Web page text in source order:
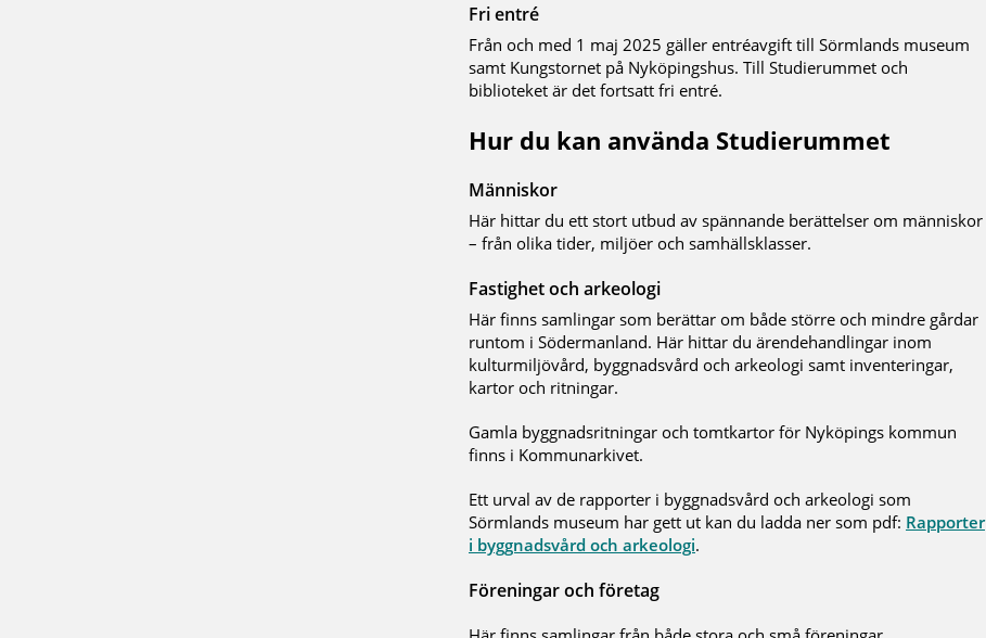
Fri entré
Från och med 1 maj 2025 gäller entréavgift till Sörmlands museum
samt Kungstornet på Nyköpingshus. Till Studierummet och
biblioteket är det fortsatt fri entré.
Hur du kan använda Studierummet
Människor
Här hittar du ett stort utbud av spännande berättelser om människor
– från olika tider, miljöer och samhällsklasser.
Fastighet och arkeologi
Här finns samlingar som berättar om både större och mindre gårdar
runtom i Södermanland. Här hittar du ärendehandlingar inom
kulturmiljövård, byggnadsvård och arkeologi samt inventeringar,
kartor och ritningar.
Gamla byggnadsritningar och tomtkartor för Nyköpings kommun
finns i Kommunarkivet.
Ett urval av de rapporter i byggnadsvård och arkeologi som
Sörmlands museum har gett ut kan du ladda ner som pdf: Rapporter
i byggnadsvård och arkeologi.
Föreningar och företag